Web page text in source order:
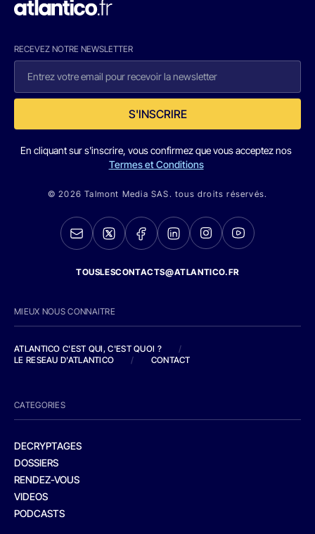
RECEVEZ NOTRE NEWSLETTER
S'INSCRIRE
En cliquant sur s'inscrire, vous confirmez que vous acceptez nos
Termes et Conditions
© 2026 Talmont Media SAS. tous droits réservés.
TOUSLESCONTACTS@ATLANTICO.FR
MIEUX NOUS CONNAITRE
ATLANTICO C'EST QUI, C'EST QUOI ?
/
LE RESEAU D'ATLANTICO
/ CONTACT
CATEGORIES
DECRYPTAGES
DOSSIERS
RENDEZ-VOUS
VIDEOS
PODCASTS